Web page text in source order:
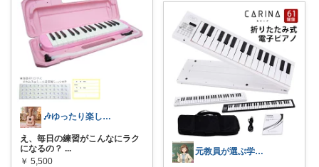
🎶ゆったり楽しむ人｜楽器
え、毎日の練習がこんなにラク
になるの？ ...
￥ 5,500
元教員が選ぶ学校＆子育てグッズ